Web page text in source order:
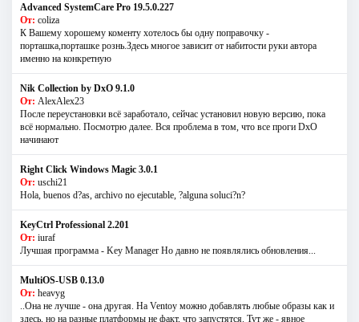
Advanced SystemCare Pro 19.5.0.227
От: coliza
К Вашему хорошему коменту хотелось бы одну поправочку -
порташка,порташке рознь.Здесь многое зависит от набитости руки автора
именно на конкретную
Nik Collection by DxO 9.1.0
От: AlexAlex23
После переустановки всё заработало, сейчас установил новую версию, пока
всё нормально. Посмотрю далее. Вся проблема в том, что все проги DxO
начинают
Right Click Windows Magic 3.0.1
От: uschi21
Hola, buenos d?as, archivo no ejecutable, ?alguna soluci?n?
KeyCtrl Professional 2.201
От: iuraf
Лучшая программа - Key Manager Но давно не появлялись обновления...
MultiOS-USB 0.13.0
От: heavyg
..Она не лучше - она другая. На Ventoy можно добавлять любые образы как и
здесь, но на разные платформы не факт, что запустятся. Тут же - явное